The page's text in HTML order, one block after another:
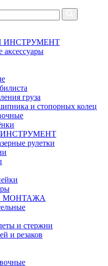
ИНСТРУМЕНТ
груза
и стопорных колец
рулетки
МОНТАЖА
и стержни
и резаков